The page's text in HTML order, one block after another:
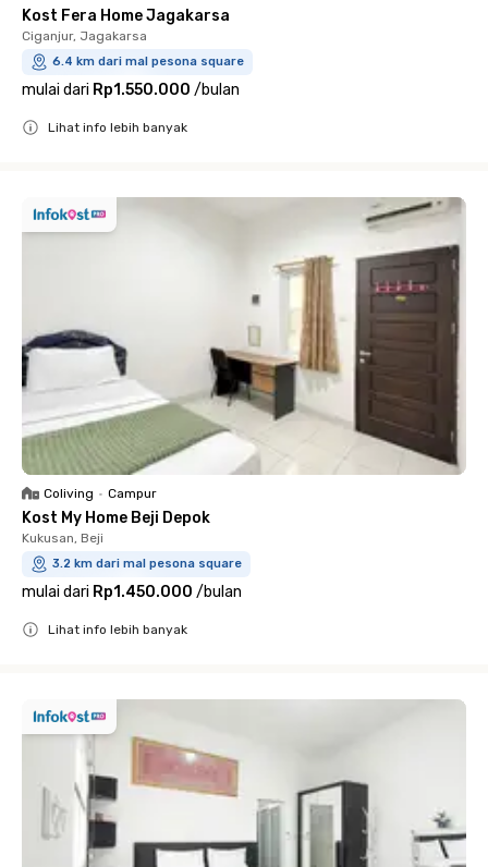
Kost Fera Home Jagakarsa
Ciganjur, Jagakarsa
6.4 km dari mal pesona square
mulai dari Rp1.550.000 /bulan
Lihat info lebih banyak
Coliving • Campur
Kost My Home Beji Depok
Kukusan, Beji
3.2 km dari mal pesona square
mulai dari Rp1.450.000 /bulan
Lihat info lebih banyak